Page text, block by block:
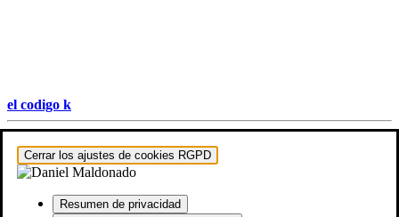
el codigo k
Hestia | Desarrollado porThemeIsle
Cerrar los ajustes de cookies RGPD
Resumen de privacidad